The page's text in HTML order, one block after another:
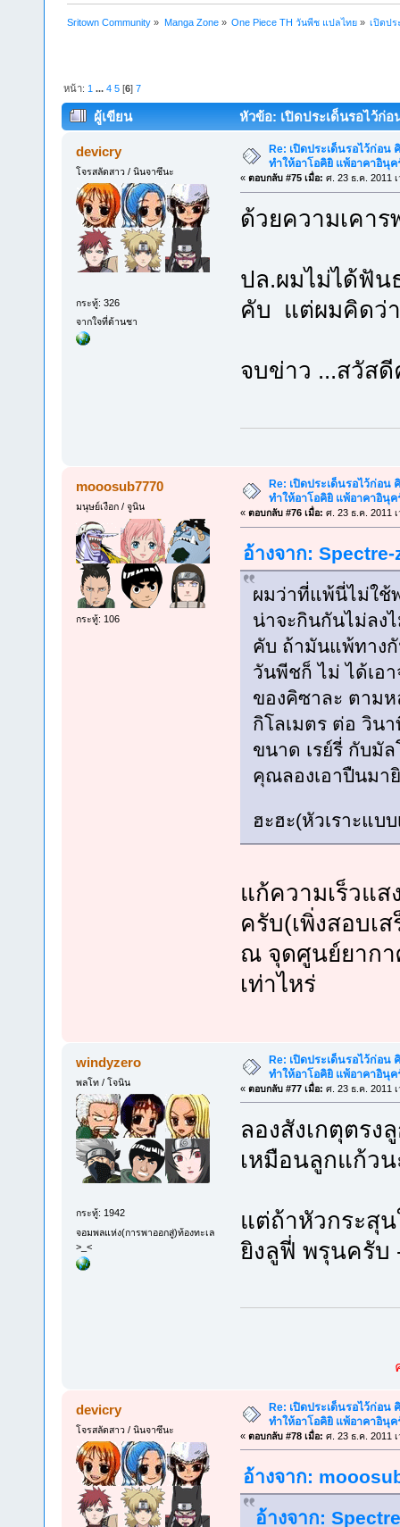
Sritown Community » Manga Zone» One Piece TH วันพีช แปลไทย» เปิดปร
หน้า: 1 ...4 5 [6]7
ผู้เขียน
หัวข้อ: เปิดประเด็นรอไว้ก่
164219 ครั้ง)
devicry
โจรสลัดสาว / นินจาซึนะ
กระทู้: 326
จากใจที่ด้านชา
Re: เปิดประเด็นรอไว้ก่อน
ทำให้อาโอคิยิ แพ้อาคาอินุ
« ตอบกลับ #75 เมื่อ: ศ. 23 ธ.ค. 2011
ด้วยความเคาร
ปล.ผมไม่ได้ฟัน
คับ แต่ผมคิดว่า
จบข่าว ...สวัส
mooosub7770
มนุษย์เงือก / จูนิน
กระทู้: 106
Re: เปิดประเด็นรอไว้ก่อน
ทำให้อาโอคิยิ แพ้อาคาอินุ
« ตอบกลับ #76 เมื่อ: ศ. 23 ธ.ค. 2011
อ้างจาก:
ผมว่าที่แพ้นี่ไม่ใช้
น่าจะกินกันไม่ลง
คับ ถ้ามันแพ้ทางกั
วันพีชก็ ไม่ ได้เอ
ของคิซาละ ตามห
กิโลเมตร ต่อ วิน
ขนาด เรย์รี่ กับมั
คุณลองเอาปืนมา
ฮะฮะ(หัวเราะแบ
แก้ความเร็วแส
ครับ(เพิ่งสอบเ
ณ จุดศูนย์ยากา
เท่าไหร่
windyzero
พลโท / โจนิน
กระทู้: 1942
จอมพลแห่ง(การพาออกสู่)ท้องทะเล
>_<
Re: เปิดประเด็นรอไว้ก่อน
ทำให้อาโอคิยิ แพ้อาคาอินุ
« ตอบกลับ #77 เมื่อ: ศ. 23 ธ.ค. 2011
ลองสังเกตุตรง
เหมือนลูกแก้ว
แต่ถ้าหัวกระสุ
ยิงลูฟี่ พรุนครับ
devicry
โจรสลัดสาว / นินจาซึนะ
Re: เปิดประเด็นรอไว้ก่อน
ทำให้อาโอคิยิ แพ้อาคาอินุ
« ตอบกลับ #78 เมื่อ: ศ. 23 ธ.ค. 2011
อ้างจาก:
อ้างจาก: